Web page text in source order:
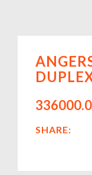
SHARE: